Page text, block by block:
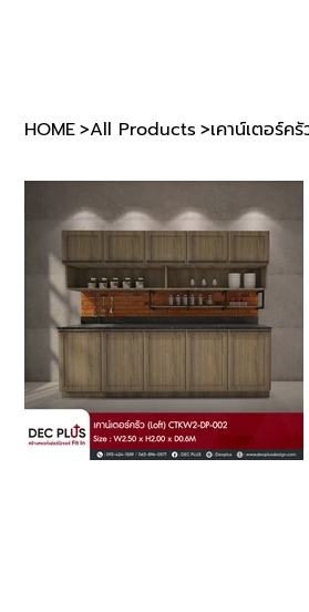
HOME>All Products >เคาน์เตอร์ค